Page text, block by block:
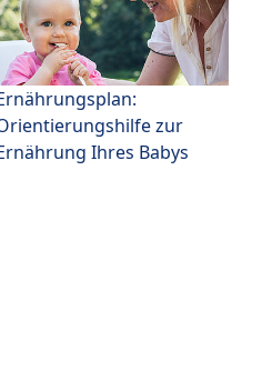
zur
Ihres Babys